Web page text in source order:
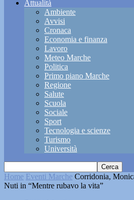
Attualità
Ambiente
Avvisi
Cronaca
Economia e finanza
Lavoro
Meteo Marche
Politica
Primo piano Marche
Regione
Salute
Scuola
Sociale
Sport
Tecnologia e scienze
Turismo
Università
Home Eventi Marche Corridonia,
Nuti in “Mentre rubavo la vita”